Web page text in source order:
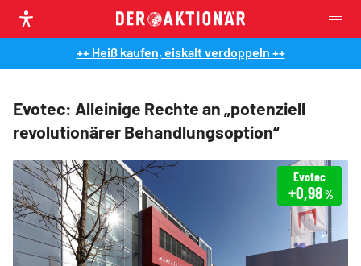
++ Heiß kaufen, eiskalt verdoppeln ++
Evotec: Alleinige Rechte an „potenziell
revolutionärer Behandlungsoption“
Evotec
+0,98%